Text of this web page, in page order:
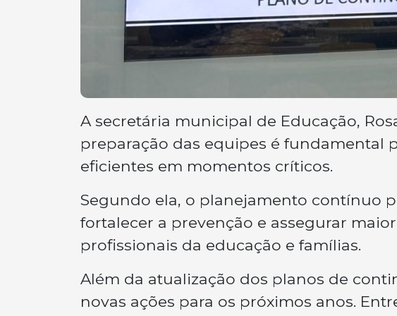
A secretária municipal de Educação,
preparação das equipes é fundamental
eficientes em momentos críticos.
Segundo ela, o planejamento contínuo
fortalecer a prevenção e assegurar
profissionais da educação e famílias.
Além da atualização dos planos de
novas ações para os próximos anos.